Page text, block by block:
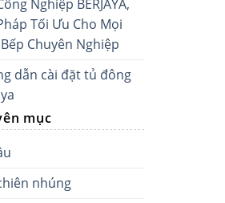
Nghiệp BERJAYA,
Tối Ưu Cho Mọi
Chuyên Nghiệp
dẫn cài đặt tủ đông
mục
nhúng